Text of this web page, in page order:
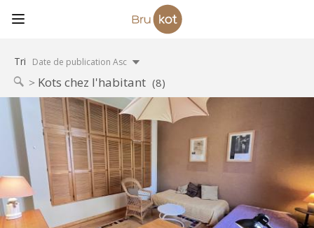
Tri Date de publication Asc
Kots chez l'habitant (8)
Jolie chambre (25 m2) pour étudiant. e dans maison de maître
unifamiliale - Uccle Centre. Rue Joseph Bens. Quartier vert - très,
très calme. La chambre, côté jardin, est au 1er étage. Nombreux
placards, parquet, haut plafond. Un seul kot dans la maison.
Accès libre au jardin. La cuisine est...